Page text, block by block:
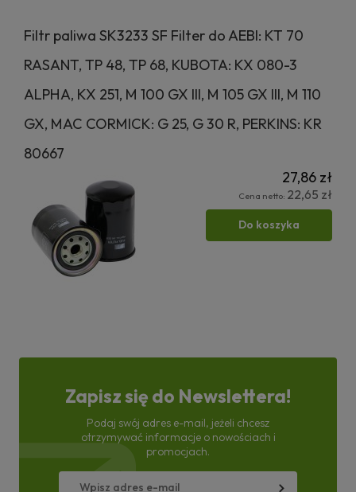
Filtr paliwa SK3233 SF Filter do AEBI: KT 70
RASANT, TP 48, TP 68, KUBOTA: KX 080-3
ALPHA, KX 251, M 100 GX III, M 105 GX III, M 110
GX, MAC CORMICK: G 25, G 30 R, PERKINS: KR
80667
27,86 zł
Cena netto: 22,65 zł
Do koszyka
Zapisz się do Newslettera!
Podaj swój adres e-mail, jeżeli chcesz
otrzymywać informacje o nowościach i
promocjach.